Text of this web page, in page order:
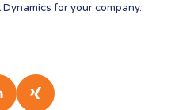
for your company.